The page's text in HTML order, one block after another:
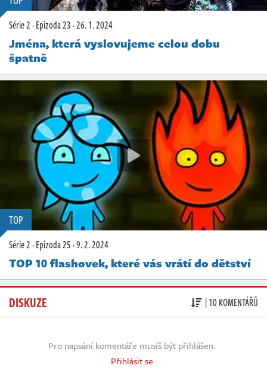
Série 2·Epizoda 23·26. 1. 2024
Jména, která vyslovujeme celou dobu
špatně
TOP
Série 2·Epizoda 25·9. 2. 2024
TOP 10 flashovek, které vás vrátí do dětství
DISKUZE | 10 KOMENTÁŘŮ
Pro napsání komentáře musíš být přihlášen.
Přihlásit se